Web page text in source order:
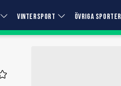
VINTERSPORT ÖVRIGA SPORTER